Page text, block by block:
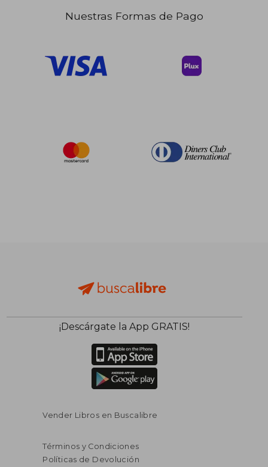
$ 180.89
$ 99.49
40%
dcto.
Nuestras Formas de Pago
¡Descárgate la App GRATIS!
Vender Libros en Buscalibre
Términos y Condiciones
Políticas de Devolución